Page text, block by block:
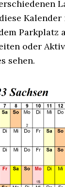
Parkplatz
oder
sehen.